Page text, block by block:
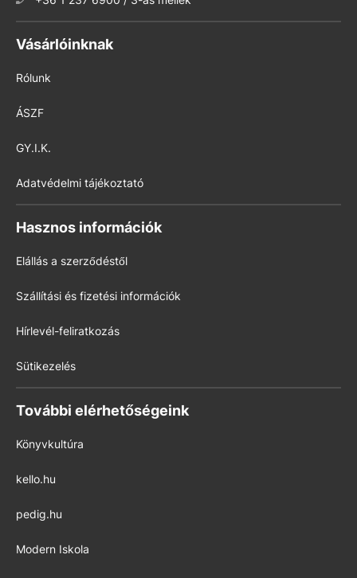
Vásárlóinknak
Rólunk
ÁSZF
GY.I.K.
Adatvédelmi tájékoztató
Hasznos információk
Elállás a szerződéstől
Szállítási és fizetési információk
Hírlevél-feliratkozás
Sütikezelés
További elérhetőségeink
Könyvkultúra
kello.hu
pedig.hu
Modern Iskola